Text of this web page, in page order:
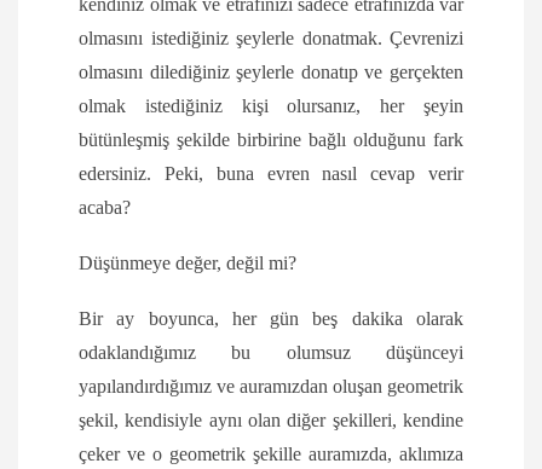
kendiniz olmak ve etrafınızı sadece etrafınızda var
olmasını istediğiniz şeylerle donatmak. Çevrenizi
olmasını dilediğiniz şeylerle donatıp ve gerçekten
olmak istediğiniz kişi olursanız, her şeyin
bütünleşmiş şekilde birbirine bağlı olduğunu fark
edersiniz. Peki, buna evren nasıl cevap verir
acaba?
Düşünmeye değer, değil mi?
Bir ay boyunca, her gün beş dakika olarak
odaklandığımız bu olumsuz düşünceyi
yapılandırdığımız ve auramızdan oluşan geometrik
şekil, kendisiyle aynı olan diğer şekilleri, kendine
çeker ve o geometrik şekille auramızda, aklımıza